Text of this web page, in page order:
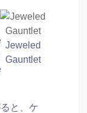
Jeweled
Gauntlet
と、ケ